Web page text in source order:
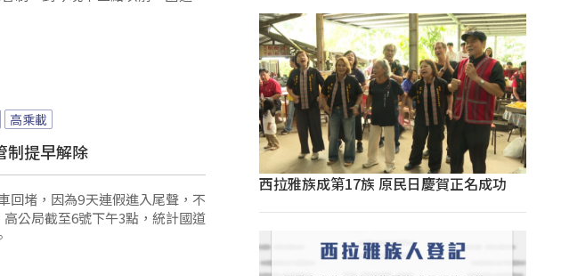
高乘載
制提早解除
回堵，因為9天連假進入尾聲，不
公局截至6號下午3點，統計國道
西拉雅族成第17族 原民日慶賀正名成功